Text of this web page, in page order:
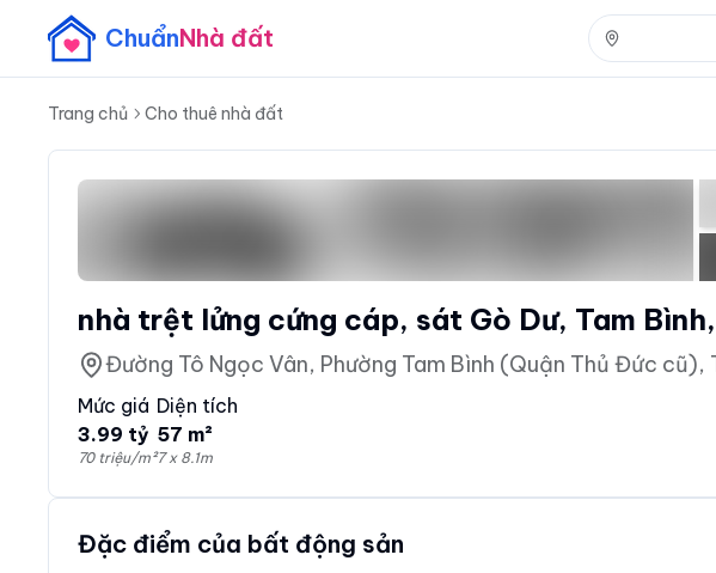
ChuẩnNhà đất
Trang chủ Cho thuê nhà đất
Mức giá
3.99 tỷ
70 triệu/m²
Diện tích
57 m²
7 x 8.1m
Đặc điểm của bất động sản